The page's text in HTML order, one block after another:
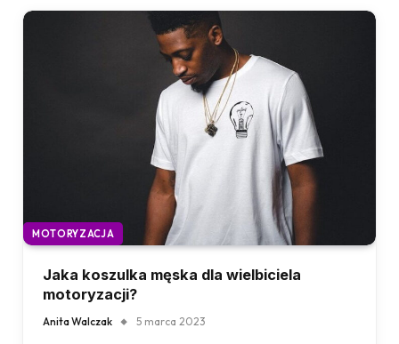
MOTORYZACJA
Jaka koszulka męska dla wielbiciela
motoryzacji?
Anita Walczak 5 marca 2023